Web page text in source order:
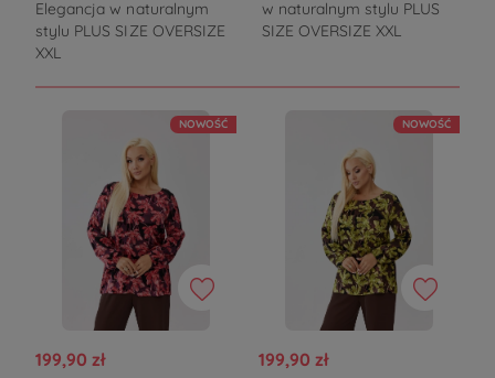
Elegancja w naturalnym
stylu PLUS SIZE OVERSIZE
XXL
w naturalnym stylu PLUS
SIZE OVERSIZE XXL
NOWOŚĆ
199,90 zł
NOWOŚĆ
199,90 zł